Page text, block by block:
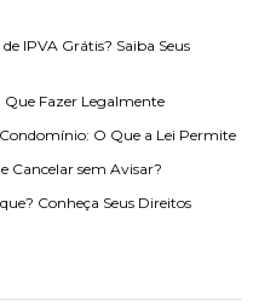
IPVA Grátis? Saiba Seus
Fazer Legalmente
O Que a Lei Permite
Cancelar sem Avisar?
Conheça Seus Direitos